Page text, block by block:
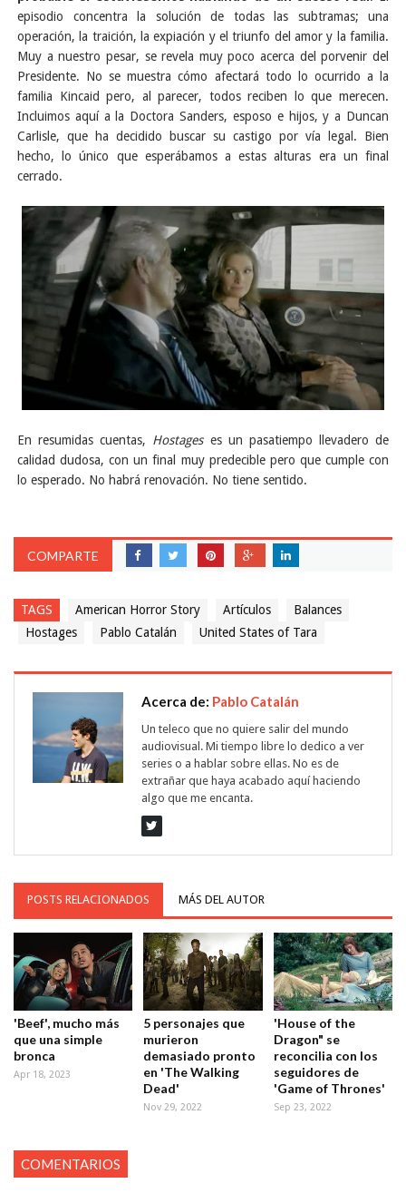
episodio concentra la solución de todas las subtramas; una
operación, la traición, la expiación y el triunfo del amor y la familia.
Muy a nuestro pesar, se revela muy poco acerca del porvenir del
Presidente. No se muestra cómo afectará todo lo ocurrido a la
familia Kincaid pero, al parecer, todos reciben lo que merecen.
Incluimos aquí a la Doctora Sanders, esposo e hijos, y a Duncan
Carlisle, que ha decidido buscar su castigo por vía legal. Bien
hecho, lo único que esperábamos a estas alturas era un final
cerrado.
En resumidas cuentas, Hostageses un pasatiempo llevadero de
calidad dudosa, con un final muy predecible pero que cumple con
lo esperado. No habrá renovación. No tiene sentido.
COMPARTE
TAGS American Horror Story Artículos
Balances
Hostages
Pablo Catalán United States of Tara
Acerca de: Pablo Catalán
Un teleco que no quiere salir del mundo
audiovisual. Mi tiempo libre lo dedico a ver
series o a hablar sobre ellas. No es de
extrañar que haya acabado aquí haciendo
algo que me encanta.
POSTS RELACIONADOS MÁS DEL AUTOR
'Beef', mucho más
que una simple
bronca
Apr 18, 2023
5 personajes que
murieron
demasiado pronto
en 'The Walking
Dead'
Nov 29, 2022
'House of the
Dragon" se
reconcilia con los
seguidores de
'Game of Thrones'
Sep 23, 2022
COMENTARIOS